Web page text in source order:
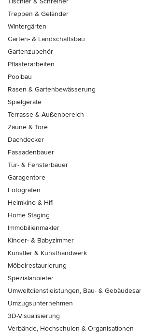
Treppen & Geländer
Wintergärten
Garten- & Landschaftsbau
Gartenzubehör
Pflasterarbeiten
Poolbau
Rasen & Gartenbewässerung
Spielgeräte
Terrasse & Außenbereich
Zäune & Tore
Dachdecker
Fassadenbauer
Tür- & Fensterbauer
Garagentore
Fotografen
Heimkino & Hifi
Home Staging
Immobilienmakler
Kinder- & Babyzimmer
Künstler & Kunsthandwerk
Möbelrestaurierung
Spezialanbieter
Umweltdienstleistungen, Bau- &
Umzugsunternehmen
3D-Visualisierung
Verbände, Hochschulen & Organisationen